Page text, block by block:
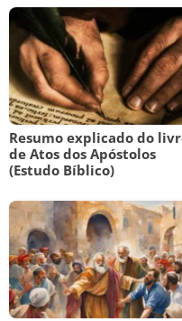
Resumo explicado do
de Atos dos Apóstolos
(Estudo Bíblico)